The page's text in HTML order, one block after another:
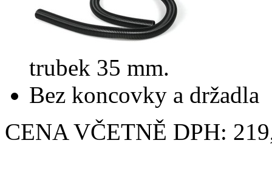
trubek 35 mm.
Bez koncovky a držadla
CENA VČETNĚ DPH: